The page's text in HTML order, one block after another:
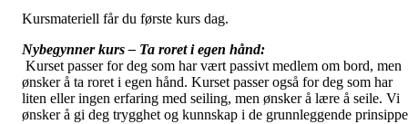
Kursmateriell får du første kurs dag.
Nybegynner kurs – Ta roret i egen hånd:
Kurset passer for deg som har vært passivt medlem om bord, men
ønsker å ta roret i egen hånd. Kurset passer også for deg som har
liten eller ingen erfaring med seiling, men ønsker å lære å seile. Vi
ønsker å gi deg trygghet og kunnskap i de grunnleggende